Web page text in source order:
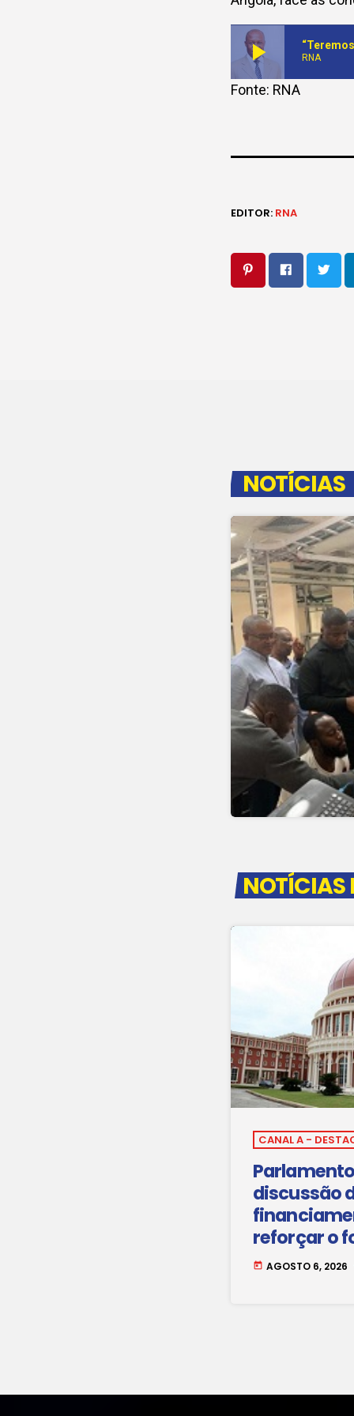
play_arrow RNA
Fonte: RNA
EDITOR: RNA
NOTÍCIAS
NOTÍCIAS
CANAL A -
discussão
reforçar o
eletricidade
today AGOSTO 6, 2026